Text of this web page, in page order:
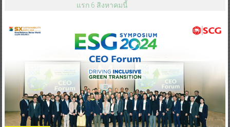
แรก 6 สิงหาคมนี้